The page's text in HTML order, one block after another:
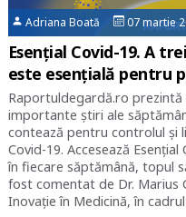
Adriana Boată 07 martie
Esențial Covid-19. A
este esențială pentru
Raportuldegardă.ro prezintă
importante știri ale
contează pentru controlul și
Covid-19. Accesează
în fiecare săptămână, topul
fost comentat de Dr. Marius
Inovație în Medicină, în